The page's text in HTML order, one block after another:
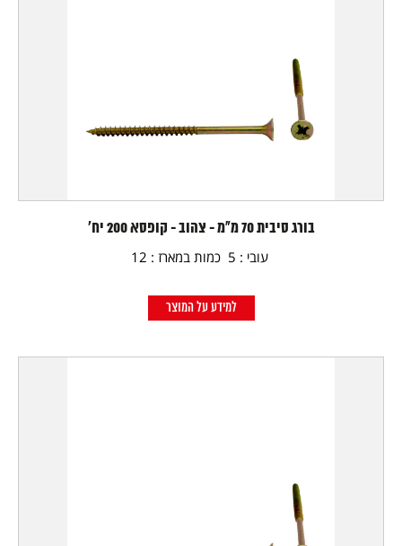
בורג סיבית 70 מ"מ - צהוב - קופסא 200 יח'
עובי : 5 כמות במארז : 12
למידע על המוצר